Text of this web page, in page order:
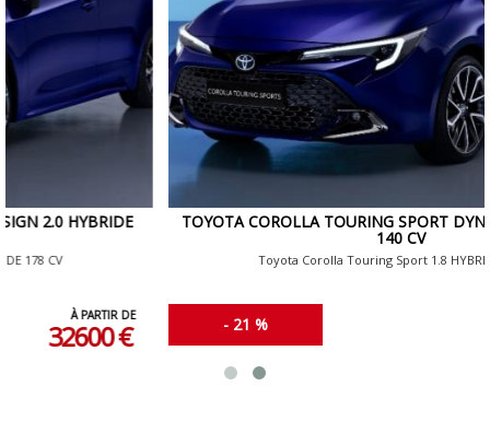
TOYOTA COROLLA TOURING SPORT DYNAMIC 1.8 HYBRIDE
Toyota Corolla Touring Sport 1.8 HYBRIDE 140 CV
- 21 %